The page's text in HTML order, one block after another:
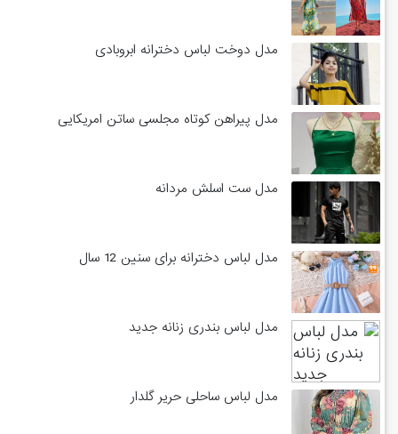
مدل دوخت لباس دخترانه ابروبادی
مدل پیراهن کوتاه مجلسی ساتن امریکایی
مدل ست اسلش مردانه
مدل لباس دخترانه برای سنین 12 سال
مدل لباس بندری زنانه جدید
مدل لباس ساحلی حریر گلدار